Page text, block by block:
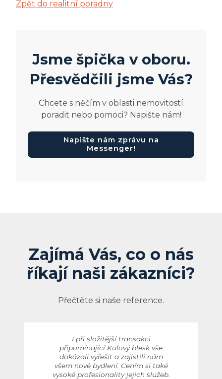
Zpět do realitní poradny
Jsme špička v oboru.
Přesvědčili jsme Vás?
Chcete s něčím v oblasti nemovitostí
poradit nebo pomoci? Napište nám!
Napište nám zprávu na
Messenger!
Zajímá Vás, co o nás
říkají naši zákazníci?
Přečtěte si naše reference.
I při složitější transakci
připomínající Kulový blesk vše
dokázali vyřešit a zajistili nám
všem nové bydlení. Cením si také
vysoké profesionality jejich služeb.